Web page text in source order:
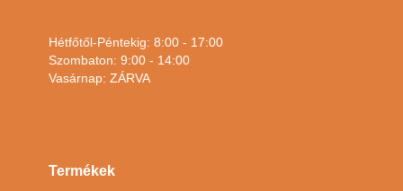
Hétfőtől-Péntekig: 8:00 - 17:00
Szombaton: 9:00 - 14:00
Vasárnap: ZÁRVA
Termékek